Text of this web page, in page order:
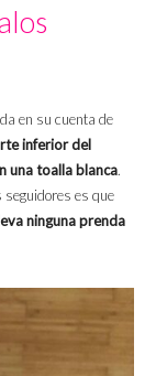
en su cuenta de
inferior del
una toalla blanca.
seguidores es que
ninguna prenda